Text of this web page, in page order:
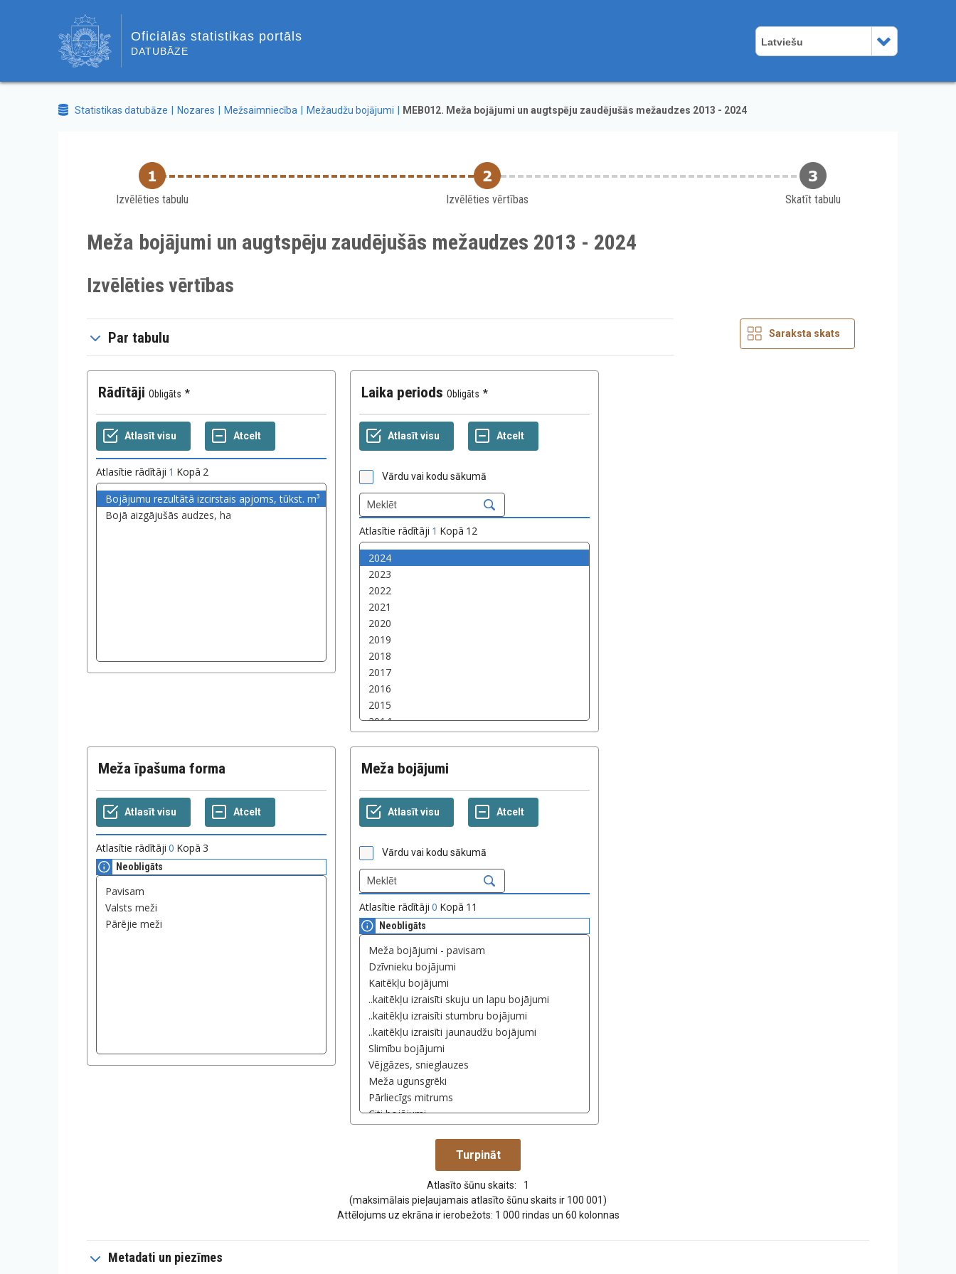
Oficiālās statistikas portāls
DATUBĀZE
Latviešu
Statistikas datubāze Nozares Mežsaimniecība Mežaudžu bojājumi MEB012. Meža bojājumi un augtspēju zaudējušās mežaudzes 2013 - 2024
Izvēlēties tabulu Izvēlēties vērtības Skatīt tabulu
Meža bojājumi un augtspēju zaudējušās mežaudzes 2013 - 2024
Izvēlēties vērtības
Par tabulu
Rādītāji Obligāts
Atlasītie rādītāji 1 Kopā 2
Laika periods Obligāts
Vārdu vai kodu sākumā
Atlasītie rādītāji 1 Kopā 12
Meža īpašuma forma
Atlasītie rādītāji 0 Kopā 3
Neobligāts
Meža bojājumi
Vārdu vai kodu sākumā
Atlasītie rādītāji 0 Kopā 11
Neobligāts
Atlasīto šūnu skaits:
1
(maksimālais pieļaujamais atlasīto šūnu skaits ir 100 001)
Attēlojums uz ekrāna ir ierobežots: 1 000 rindas un 60 kolonnas
Metadati un piezīmes